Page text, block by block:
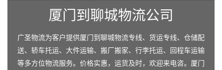
厦门到聊城物流公司
广圣物流为客户提供厦门到聊城物流专线、货运专线、仓储配
送、轿车托运、大件运输、搬厂搬家、行李托运、回程车运输
等多方位物流服务。价格实惠，运货及时，欢迎来电咨。厦门